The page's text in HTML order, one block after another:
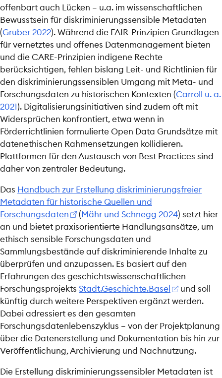
offenbart auch Lücken – u.a. im wissenschaftlichen
Bewusstsein für diskriminierungssensible Metadaten
(Gruber 2022). Während die FAIR-Prinzipien Grundlagen
für vernetztes und offenes Datenmanagement bieten
und die CARE-Prinzipien indigene Rechte
berücksichtigen, fehlen bislang Leit- und Richtlinien für
den diskriminierungssensiblen Umgang mit Meta- und
Forschungsdaten zu historischen Kontexten (Carroll u. a.
2021). Digitalisierungsinitiativen sind zudem oft mit
Widersprüchen konfrontiert, etwa wenn in
Förderrichtlinien formulierte Open Data Grundsätze mit
datenethischen Rahmensetzungen kollidieren.
Plattformen für den Austausch von Best Practices sind
daher von zentraler Bedeutung.
Das Handbuch zur Erstellung diskriminierungsfreier
Metadaten für historische Quellen und
Forschungsdaten
(Mähr und Schnegg 2024) setzt hier
an und bietet praxisorientierte Handlungsansätze, um
ethisch sensible Forschungsdaten und
Sammlungsbestände auf diskriminierende Inhalte zu
überprüfen und anzupassen. Es basiert auf den
Erfahrungen des geschichtswissenschaftlichen
Forschungsprojekts Stadt.Geschichte.Basel
und soll
künftig durch weitere Perspektiven ergänzt werden.
Dabei adressiert es den gesamten
Forschungsdatenlebenszyklus – von der Projektplanung
über die Datenerstellung und Dokumentation bis hin zur
Veröffentlichung, Archivierung und Nachnutzung.
Die Erstellung diskriminierungssensibler Metadaten ist